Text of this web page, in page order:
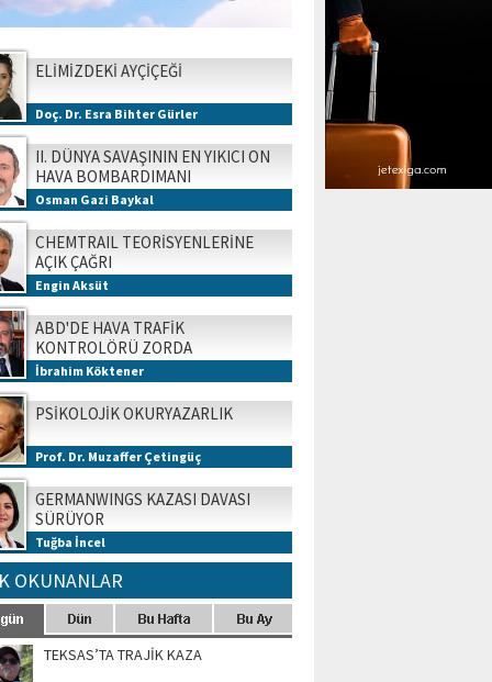
ELİMİZDEKİ AYÇİÇEĞİ
Doç. Dr. Esra Bihter Gürler
II. DÜNYA SAVAŞININ EN YIKICI ON
HAVA BOMBARDIMANI
Osman Gazi Baykal
CHEMTRAIL TEORİSYENLERİNE
AÇIK ÇAĞRI
Engin Aksüt
ABD'DE HAVA TRAFİK
KONTROLÖRÜ ZORDA
İbrahim Köktener
PSİKOLOJİK OKURYAZARLIK
Prof. Dr. Muzaffer Çetingüç
GERMANWINGS KAZASI DAVASI
SÜRÜYOR
Tuğba İncel
OKUNANLAR
TEKSAS’TA TRAJİK KAZA